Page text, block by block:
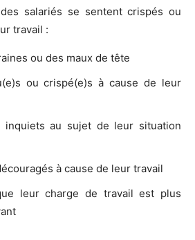
salariés se sentent crispés ou
travail :
ou des maux de tête
ou crispé(e)s à cause de leur
inquiets au sujet de leur situation
à cause de leur travail
leur charge de travail est plus